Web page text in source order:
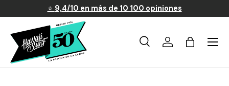
Ir al contenido
⭐ 9,4/10 en más de 10 100 opiniones
BúsquedaIniciar sesión
Carrito
Menú